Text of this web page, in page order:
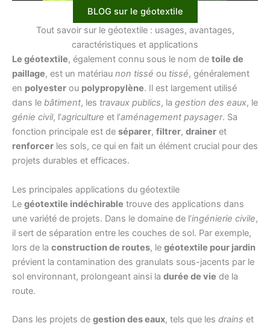
BLOG sur le géotextile
Tout savoir sur le géotextile : usages, avantages,
caractéristiques et applications
Le géotextile, également connu sous le nom de toile de
paillage, est un matériau non tissé ou tissé, généralement
en polyester ou polypropylène. Il est largement utilisé
dans le bâtiment, les travaux publics, la gestion des eaux, le
génie civil, l’agriculture et l’aménagement paysager. Sa
fonction principale est de séparer, filtrer, drainer et
renforcer les sols, ce qui en fait un élément crucial pour des
projets durables et efficaces.
Les principales applications du géotextile
Le géotextile indéchirable trouve des applications dans
une variété de projets. Dans le domaine de l’ingénierie civile,
il sert de séparation entre les couches de sol. Par exemple,
lors de la construction de routes, le géotextile pour jardin
prévient la contamination des granulats sous-jacents par le
sol environnant, prolongeant ainsi la durée de vie de la
route.
Dans les projets de gestion des eaux, tels que les drains et